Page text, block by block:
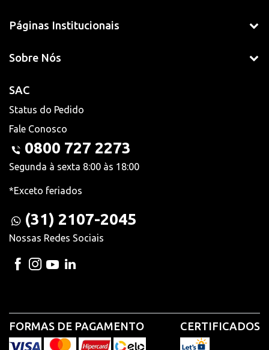
Páginas Institucionais
Sobre Nós
SAC
Status do Pedido
Fale Conosco
0800 727 2273
Segunda à sexta 8:00 às 18:00
*Exceto feriados
(31) 2107-2045
Nossas Redes Sociais
FORMAS DE PAGAMENTO CERTIFICADOS